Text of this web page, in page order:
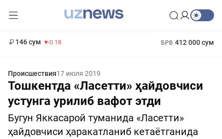
146 сум -0.18 БРВ 412 000 сум
Происшествия17 июля 2019
Тошкентда «Ласетти» ҳайдовчиси
устунга урилиб вафот этди
Бугун Яккасарой туманида «Ласетти»
ҳайдовчиси ҳаракатланиб кетаётганида